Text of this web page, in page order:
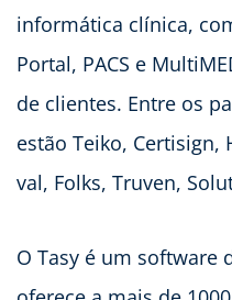
informática clínica,
Portal, PACS e
de clientes. Entre os
estão Teiko, Certisign,
val, Folks, Truven,
O Tasy é um software